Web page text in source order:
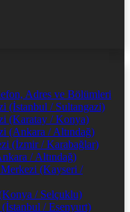
Adres ve Bölümleri
(İstanbul / Sultangazi)
(Karatay / Konya)
(Ankara / Altındağ)
(İzmir / Karabağlar)
/ Altındağ)
(Kayseri /
/ Selçuklu)
/ Esenyurt)